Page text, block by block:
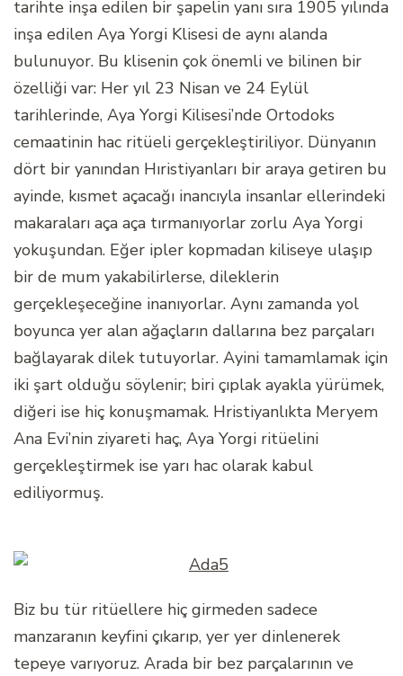
tarihte inşa edilen bir şapelin yanı sıra 1905 yılında
inşa edilen Aya Yorgi Klisesi de aynı alanda
bulunuyor. Bu klisenin çok önemli ve bilinen bir
özelliği var: Her yıl 23 Nisan ve 24 Eylül
tarihlerinde, Aya Yorgi Kilisesi’nde Ortodoks
cemaatinin hac ritüeli gerçekleştiriliyor. Dünyanın
dört bir yanından Hıristiyanları bir araya getiren bu
ayinde, kısmet açacağı inancıyla insanlar ellerindeki
makaraları aça aça tırmanıyorlar zorlu Aya Yorgi
yokuşundan. Eğer ipler kopmadan kiliseye ulaşıp
bir de mum yakabilirlerse, dileklerin
gerçekleşeceğine inanıyorlar. Aynı zamanda yol
boyunca yer alan ağaçların dallarına bez parçaları
bağlayarak dilek tutuyorlar. Ayini tamamlamak için
iki şart olduğu söylenir; biri çıplak ayakla yürümek,
diğeri ise hiç konuşmamak. Hristiyanlıkta Meryem
Ana Evi’nin ziyareti haç, Aya Yorgi ritüelini
gerçekleştirmek ise yarı hac olarak kabul
ediliyormuş.
Biz bu tür ritüellere hiç girmeden sadece
manzaranın keyfini çıkarıp, yer yer dinlenerek
tepeye varıyoruz. Arada bir bez parçalarının ve